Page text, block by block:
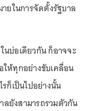
ยในการจัดตั้งรัฐบาล
นบ่อเดียวกัน ก็อาจจะ
ห้ทุกอย่างขับเคลื่อน
ก็เป็นไปอย่างนั้น
ลยังสามารถรวมตัวกัน